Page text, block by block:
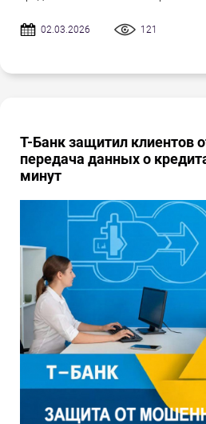
02.03.2026 121
Т-Банк защитил клиентов
передача данных о
минут